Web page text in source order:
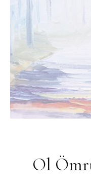
Ol